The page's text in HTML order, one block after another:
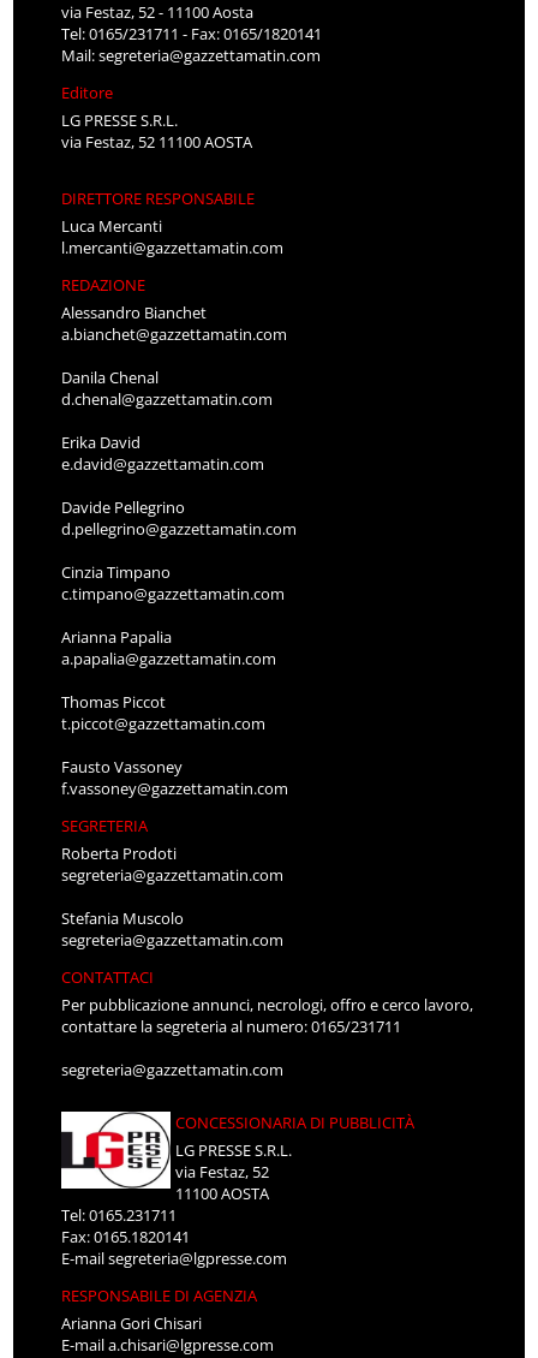
via Festaz, 52 - 11100 Aosta
Tel: 0165/231711 - Fax: 0165/1820141
Mail:segreteria@gazzettamatin.com
Editore
LG PRESSE S.R.L.
via Festaz, 52 11100 AOSTA
DIRETTORE RESPONSABILE
Luca Mercanti
l.mercanti@gazzettamatin.com
REDAZIONE
Alessandro Bianchet
a.bianchet@gazzettamatin.com
Danila Chenal
d.chenal@gazzettamatin.com
Erika David
e.david@gazzettamatin.com
Davide Pellegrino
d.pellegrino@gazzettamatin.com
Cinzia Timpano
c.timpano@gazzettamatin.com
Arianna Papalia
a.papalia@gazzettamatin.com
Thomas Piccot
t.piccot@gazzettamatin.com
Fausto Vassoney
f.vassoney@gazzettamatin.com
SEGRETERIA
Roberta Prodoti
segreteria@gazzettamatin.com
Stefania Muscolo
segreteria@gazzettamatin.com
CONTATTACI
Per pubblicazione annunci, necrologi, offro e cerco lavoro,
contattare la segreteria al numero: 0165/231711
segreteria@gazzettamatin.com
CONCESSIONARIA DI PUBBLICITÀ
LG PRESSE S.R.L.
via Festaz, 52
11100 AOSTA
Tel: 0165.231711
Fax: 0165.1820141
E-mailsegreteria@lgpresse.com
RESPONSABILE DI AGENZIA
Arianna Gori Chisari
E-maila.chisari@lgpresse.com